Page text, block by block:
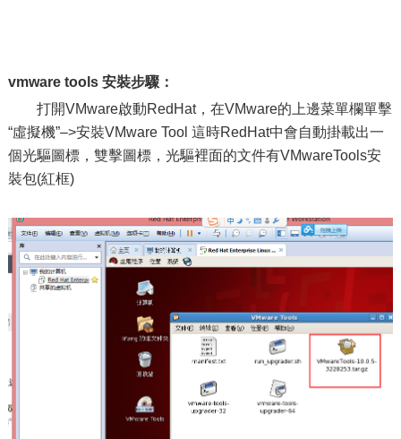
vmware tools 安裝步驟：
打開VMware啟動RedHat，在VMware的上邊菜單欄單擊
“虛擬機”–>安裝VMware Tool 這時RedHat中會自動掛載出一
個光驅圖標，雙擊圖標，光驅裡面的文件有VMwareTools安
裝包(紅框)